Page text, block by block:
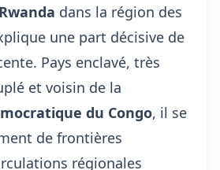
Rwanda dans la région des
une part décisive de
Pays enclavé, très
et voisin de la
du Congo, il se
de frontières
régionales